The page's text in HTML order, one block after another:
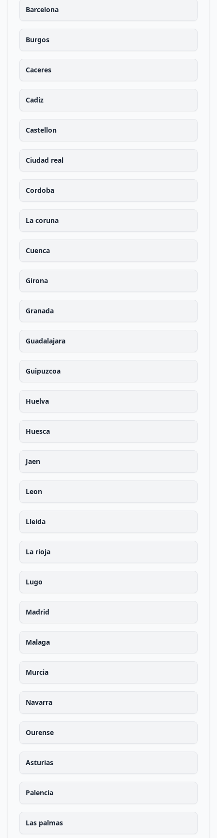
Barcelona
Burgos
Caceres
Cadiz
Castellon
Ciudad real
Cordoba
La coruna
Cuenca
Girona
Granada
Guadalajara
Guipuzcoa
Huelva
Huesca
Jaen
Leon
Lleida
La rioja
Lugo
Madrid
Malaga
Murcia
Navarra
Ourense
Asturias
Palencia
Las palmas